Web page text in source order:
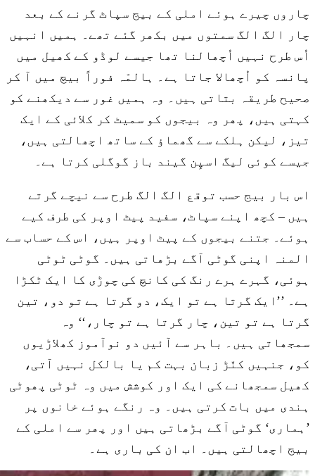
چاروں چیرے ہوئے املی کے بیج سپاٹ گرنے کے بعد
چار الگ الگ سمتوں میں بکھر گئے تھے۔ ہمیں انہیں
اُس طرح نہیں اُچھالنا تھا جیسے لوڈو کے کھیل میں
پانسہ کو اُچھالا جاتا ہے۔ ہالمّہ فوراً بیچ میں آ کر
صحیح طریقہ بتاتی ہیں۔ وہ ہمیں غور سے دیکھنے کو
کہتی ہیں، پھر وہ بیجوں کو سمیٹ کر کلائی کے ایک
تیز، لیکن ہلکے سے گھماؤ کے ساتھ اچھالتی ہیں،
جیسے کوئی لیگ اسپِن گیند باز گوگلی کرتا ہے۔
اس بار بیج حسب توقع الگ الگ طرح سے نیچے گرتے
ہیں – کچھ اپنے سپاٹ، سفید پیٹ اوپر کی طرف کیے
ہوئے۔ جتنے بیجوں کے پیٹ اوپر ہیں، اس کے حساب سے
المنہ اپنی گوٹی آگے بڑھاتی ہیں۔ گوٹی ٹوٹی
ہوئی، گہرے ہرے رنگ کی کانچ کی چوڑی کا ایک ٹکڑا
ہے۔ ’’ایک گرتا ہے تو ایک، دو گرتا ہے تو دو، تین
گرتا ہے تو تین، چار گرتا ہے تو چار،‘‘ وہ
سمجھاتی ہیں۔ باہر سے آئیں دو نوآموز کھلاڑیوں
کو، جنہیں کنّڑ زبان بہت کم یا بالکل نہیں آتی،
کھیل سمجھانے کی ایک اور کوشش میں وہ ٹوٹی پھوٹی
ہندی میں بات کرتی ہیں۔ وہ رنگے ہوئے خانوں پر
’ہماری‘ گوٹی آگے بڑھاتی ہیں اور پھر سے املی کے
بیج اچھالتی ہیں۔ اب ان کی باری ہے۔